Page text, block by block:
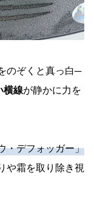
のぞくと真っ白─
横線が静かに力を
・デフォッガー」
や霜を取り除き視